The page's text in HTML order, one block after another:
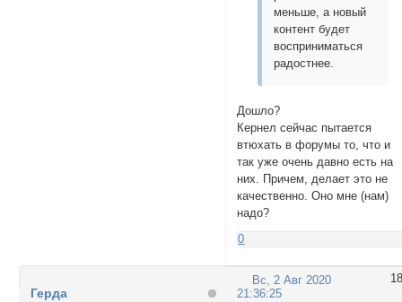
меньше, а новый
контент будет
восприниматься
радостнее.
Дошло?
Кернел сейчас пытается
втюхать в форумы то, что и
так уже очень давно есть на
них. Причем, делает это не
качественно. Оно мне (нам)
надо?
0
18
Вс, 2 Авг 2020
21:36:25
Герда